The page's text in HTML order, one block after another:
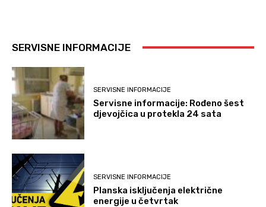
SERVISNE INFORMACIJE
SERVISNE INFORMACIJE
Servisne informacije: Rođeno šest
djevojčica u protekla 24 sata
SERVISNE INFORMACIJE
Planska isključenja električne
energije u četvrtak